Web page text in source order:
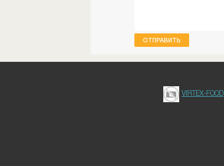
ОТПРАВИТЬ
VIRTEX-FOOD